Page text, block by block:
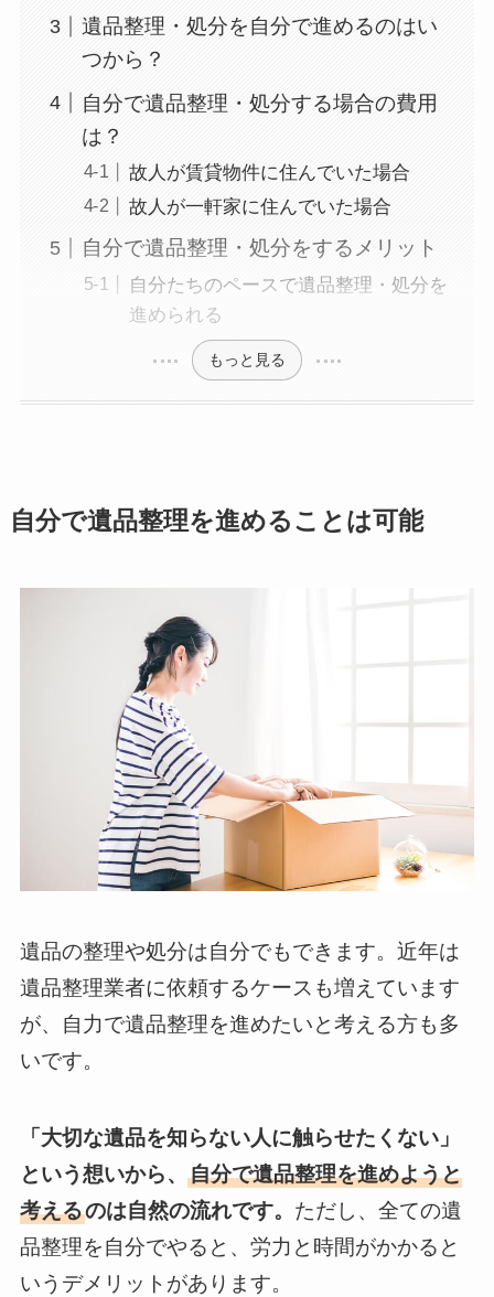
遺品整理・処分を自分で進めるのはい
つから？
自分で遺品整理・処分する場合の費用
は？
故人が賃貸物件に住んでいた場合
故人が一軒家に住んでいた場合
自分で遺品整理・処分をするメリット
自分たちのペースで遺品整理・処分を
進められる
もっと見る
自分で遺品整理を進めることは可能
遺品の整理や処分は自分でもできます。近年は
遺品整理業者に依頼するケースも増えています
が、自力で遺品整理を進めたいと考える方も多
いです。
「大切な遺品を知らない人に触らせたくない」
という想いから、 自分で遺品整理を進めようと
考えるのは自然の流れです。 ただし、全ての遺
品整理を自分でやると、労力と時間がかかると
いうデメリットがあります。